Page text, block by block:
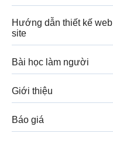
Hướng dẫn thiết kế web
site
Bài học làm người
Giới thiệu
Báo giá